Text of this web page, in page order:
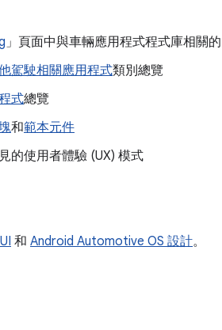
」頁面中與車輛應用程式程式庫相關的
駕駛相關應用程式類別總覽
式總覽
和範本元件
的使用者體驗 (UX) 模式
和 Android Automotive OS 設計。